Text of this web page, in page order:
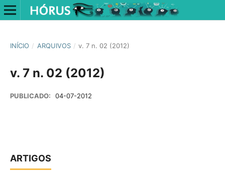
INÍCIO / ARQUIVOS / v. 7 n. 02 (2012)
v. 7 n. 02 (2012)
PUBLICADO: 04-07-2012
ARTIGOS